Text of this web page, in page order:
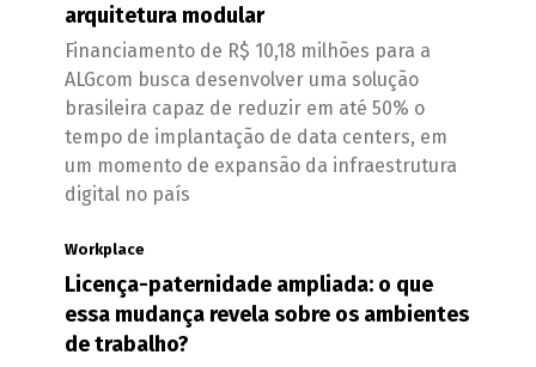
arquitetura modular
Financiamento de R$ 10,18 milhões para a
ALGcom busca desenvolver uma solução
brasileira capaz de reduzir em até 50% o
tempo de implantação de data centers, em
um momento de expansão da infraestrutura
digital no país
Workplace
Licença-paternidade ampliada: o que
essa mudança revela sobre os ambientes
de trabalho?